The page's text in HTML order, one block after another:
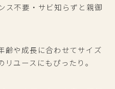
ス不要・サビ知らずと親御
齢や成長に合わせてサイズ
ユースにもぴったり。